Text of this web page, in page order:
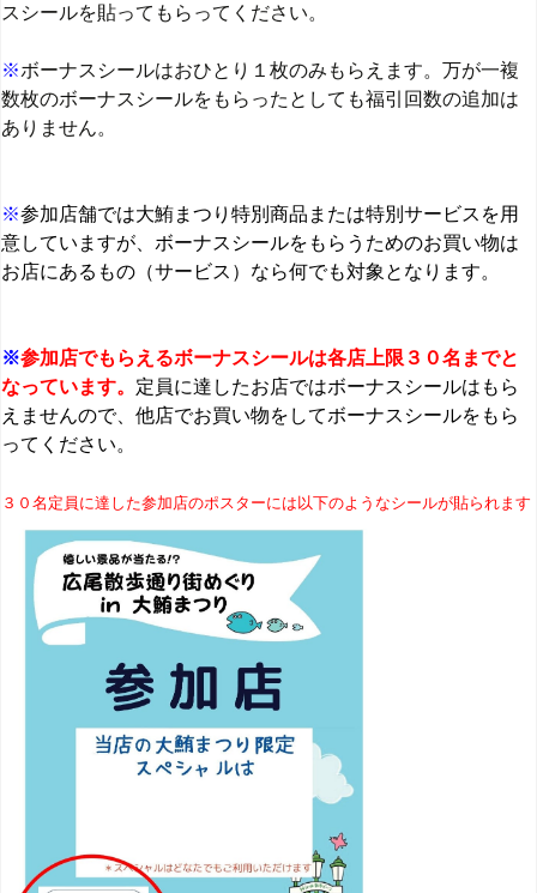
スシールを貼ってもらってください。
※ボーナスシールはおひとり１枚のみもらえます。万が一複
数枚のボーナスシールをもらったとしても福引回数の追加は
ありません。
※参加店舗では大鮪まつり特別商品または特別サービスを用
意していますが、ボーナスシールをもらうためのお買い物は
お店にあるもの（サービス）なら何でも対象となります。
※参加店でもらえるボーナスシールは各店上限３０名までと
なっています。 定員に達したお店ではボーナスシールはもら
えませんので、他店でお買い物をしてボーナスシールをもら
ってください。
３０名定員に達した参加店のポスターには以下のようなシールが貼られます